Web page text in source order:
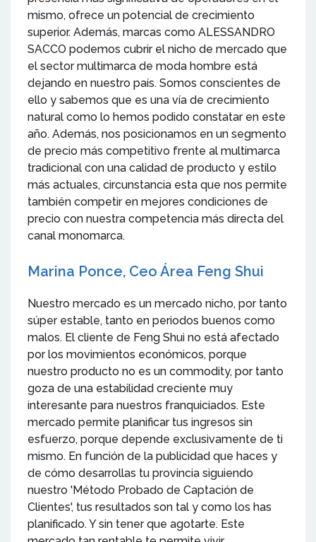
mismo, ofrece un potencial de crecimiento
superior. Además, marcas como ALESSANDRO
SACCO podemos cubrir el nicho de mercado que
el sector multimarca de moda hombre está
dejando en nuestro país. Somos conscientes de
ello y sabemos que es una vía de crecimiento
natural como lo hemos podido constatar en este
año. Además, nos posicionamos en un segmento
de precio más competitivo frente al multimarca
tradicional con una calidad de producto y estilo
más actuales, circunstancia esta que nos permite
también competir en mejores condiciones de
precio con nuestra competencia más directa del
canal monomarca.
Marina Ponce, Ceo Área Feng Shui
Nuestro mercado es un mercado nicho, por tanto
súper estable, tanto en periodos buenos como
malos. El cliente de Feng Shui no está afectado
por los movimientos económicos, porque
nuestro producto no es un commodity, por tanto
goza de una estabilidad creciente muy
interesante para nuestros franquiciados. Este
mercado permite planificar tus ingresos sin
esfuerzo, porque depende exclusivamente de ti
mismo. En función de la publicidad que haces y
de cómo desarrollas tu provincia siguiendo
nuestro 'Método Probado de Captación de
Clientes', tus resultados son tal y como los has
planificado. Y sin tener que agotarte. Este